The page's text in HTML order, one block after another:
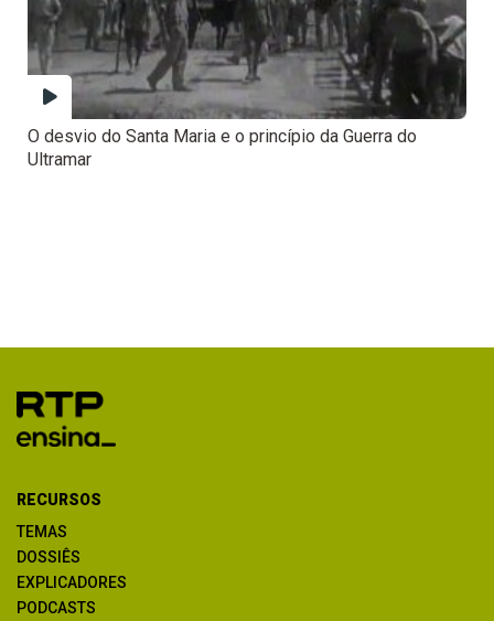
O desvio do Santa Maria e o princípio da Guerra do
Ultramar
RECURSOS
TEMAS
DOSSIÊS
EXPLICADORES
PODCASTS